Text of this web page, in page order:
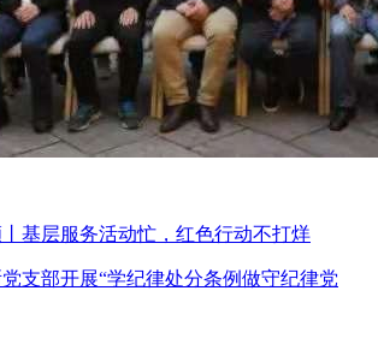
基层服务活动忙，红色行动不打烊
支部开展“学纪律处分条例做守纪律党